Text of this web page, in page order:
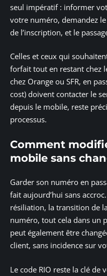
seul impératif : informer
votre numéro, demandez
de l’inscription, et le
Celles et ceux qui
forfait tout en restant chez
chez Orange ou SFR, en
cost) doivent contacter le
depuis le mobile, reste
processus.
Comment
mobile sans
Garder son numéro en
fait aujourd’hui sans
résiliation, la transition de
numéro, tout cela dans un
peut également être
client, sans incidence sur
Le code RIO reste la clé de